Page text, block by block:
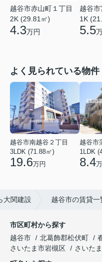
越谷市赤山町１丁目
2K (29.81㎡)
4.3万円
越谷市
1K
5.5
よく見られている物件
越谷市南越谷２丁目
3LDK (71.88㎡)
19.6万円
越谷市
1LDK
8.4
大関建設 越谷市の賃貸一
市区町村から探す
越谷市
北葛飾郡松伏町
さいたま市岩槻区
さいた